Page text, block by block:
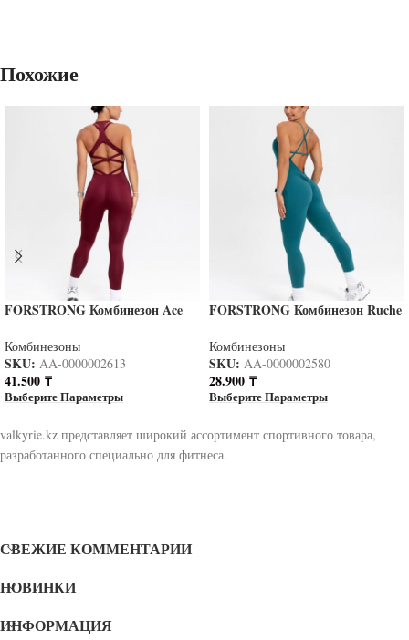
Похожие
FORSTRONG Комбинезон Ace
Комбинезоны
SKU: AA-0000002613
41.500 ₸
Выберите Параметры
FORSTRONG Комбинезон Ruche
Комбинезоны
SKU: AA-0000002580
28.900 ₸
Выберите Параметры
valkyrie.kz представляет широкий ассортимент спортивного товара,
разработанного специально для фитнеса.
СВЕЖИЕ КОММЕНТАРИИ
НОВИНКИ
ИНФОРМАЦИЯ